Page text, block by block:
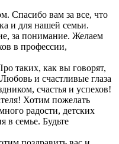
Спасибо вам за все, что
и для нашей семьи.
за понимание. Желаем
в профессии,
таких, как вы говорят,
и счастливые глаза
счастья и успехов!
Хотим пожелать
радости, детских
в семье. Будьте